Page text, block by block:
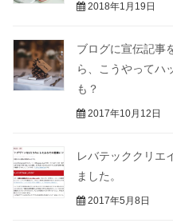
2018年1月19日
ブログに宣伝記事
ら、こうやってハ
も？
2017年10月12日
レバテッククリエ
ました。
2017年5月8日